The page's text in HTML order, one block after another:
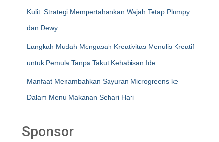
Kulit: Strategi Mempertahankan Wajah Tetap Plumpy
dan Dewy
Langkah Mudah Mengasah Kreativitas Menulis Kreatif
untuk Pemula Tanpa Takut Kehabisan Ide
Manfaat Menambahkan Sayuran Microgreens ke
Dalam Menu Makanan Sehari Hari
Sponsor